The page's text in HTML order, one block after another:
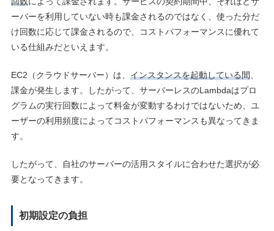
ーバーを利用していない時も課金されるのではなく、使った分だ
け回数に応じて課金されるので、コストパフォーマンスに優れて
いる仕組みだといえます。
EC2（クラウドサーバー）は、 インスタンスを起動している間
課金が発生します。したがって、サーバーレスのLambdaはプロ
グラムの実行回数によって料金が変動するわけではないため、ユ
ーザーの利用頻度によってコストパフォーマンスも異なってきま
す。
したがって、自社のサーバーの活用スタイルに合わせた選択が必
要となってきます。
初期設定の負担